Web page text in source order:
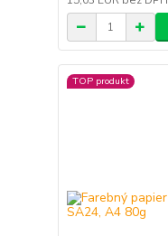
TOP produkt